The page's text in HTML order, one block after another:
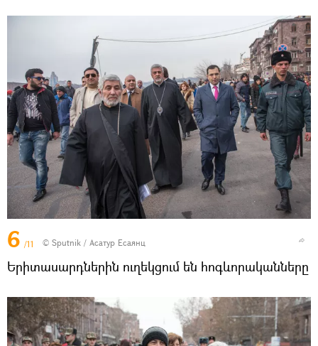
6 /11 © Sputnik / Асатур Есаянц
Երիտասարդներին ուղեկցում են հոգևորականները